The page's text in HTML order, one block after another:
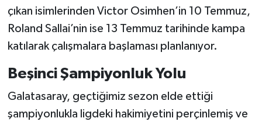
çıkan isimlerinden Victor Osimhen’in 10 Temmuz,
Roland Sallai’nin ise 13 Temmuz tarihinde kampa
katılarak çalışmalara başlaması planlanıyor.
Beşinci Şampiyonluk Yolu
Galatasaray, geçtiğimiz sezon elde ettiği
şampiyonlukla ligdeki hakimiyetini perçinlemiş ve